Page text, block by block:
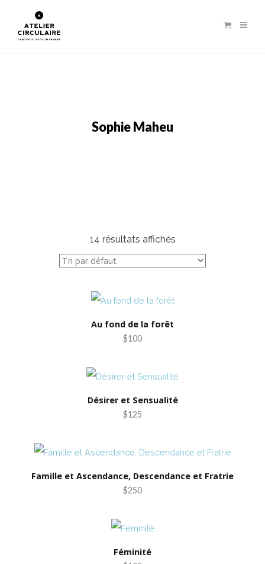
Sophie Maheu
14 résultats affichés
Au fond de la forêt
$100
Désirer et Sensualité
$125
Famille et Ascendance, Descendance et Fratrie
$250
Féminité